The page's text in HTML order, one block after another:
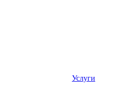
Услуги